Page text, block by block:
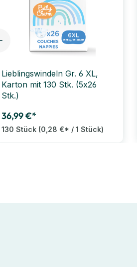
Lieblingswindeln Gr. 6 XL,
Karton mit 130 Stk. (5x26
Stk.)
36,99 €*
130 Stück (0,28 €* / 1 Stück)